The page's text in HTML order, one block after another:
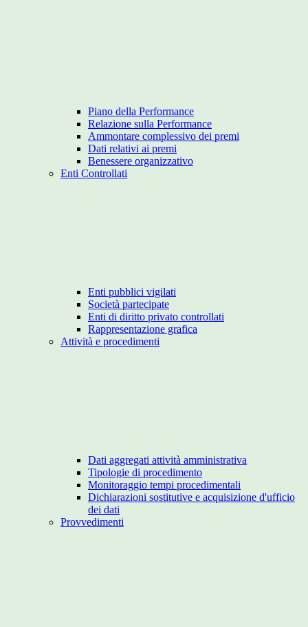
Piano della Performance
Relazione sulla Performance
Ammontare complessivo dei premi
Dati relativi ai premi
Benessere organizzativo
Enti Controllati
Enti pubblici vigilati
Società partecipate
Enti di diritto privato controllati
Rappresentazione grafica
Attività e procedimenti
Dati aggregati attività amministrativa
Tipologie di procedimento
Monitoraggio tempi procedimentali
Dichiarazioni sostitutive e acquisizione d'ufficio
dei dati
Provvedimenti